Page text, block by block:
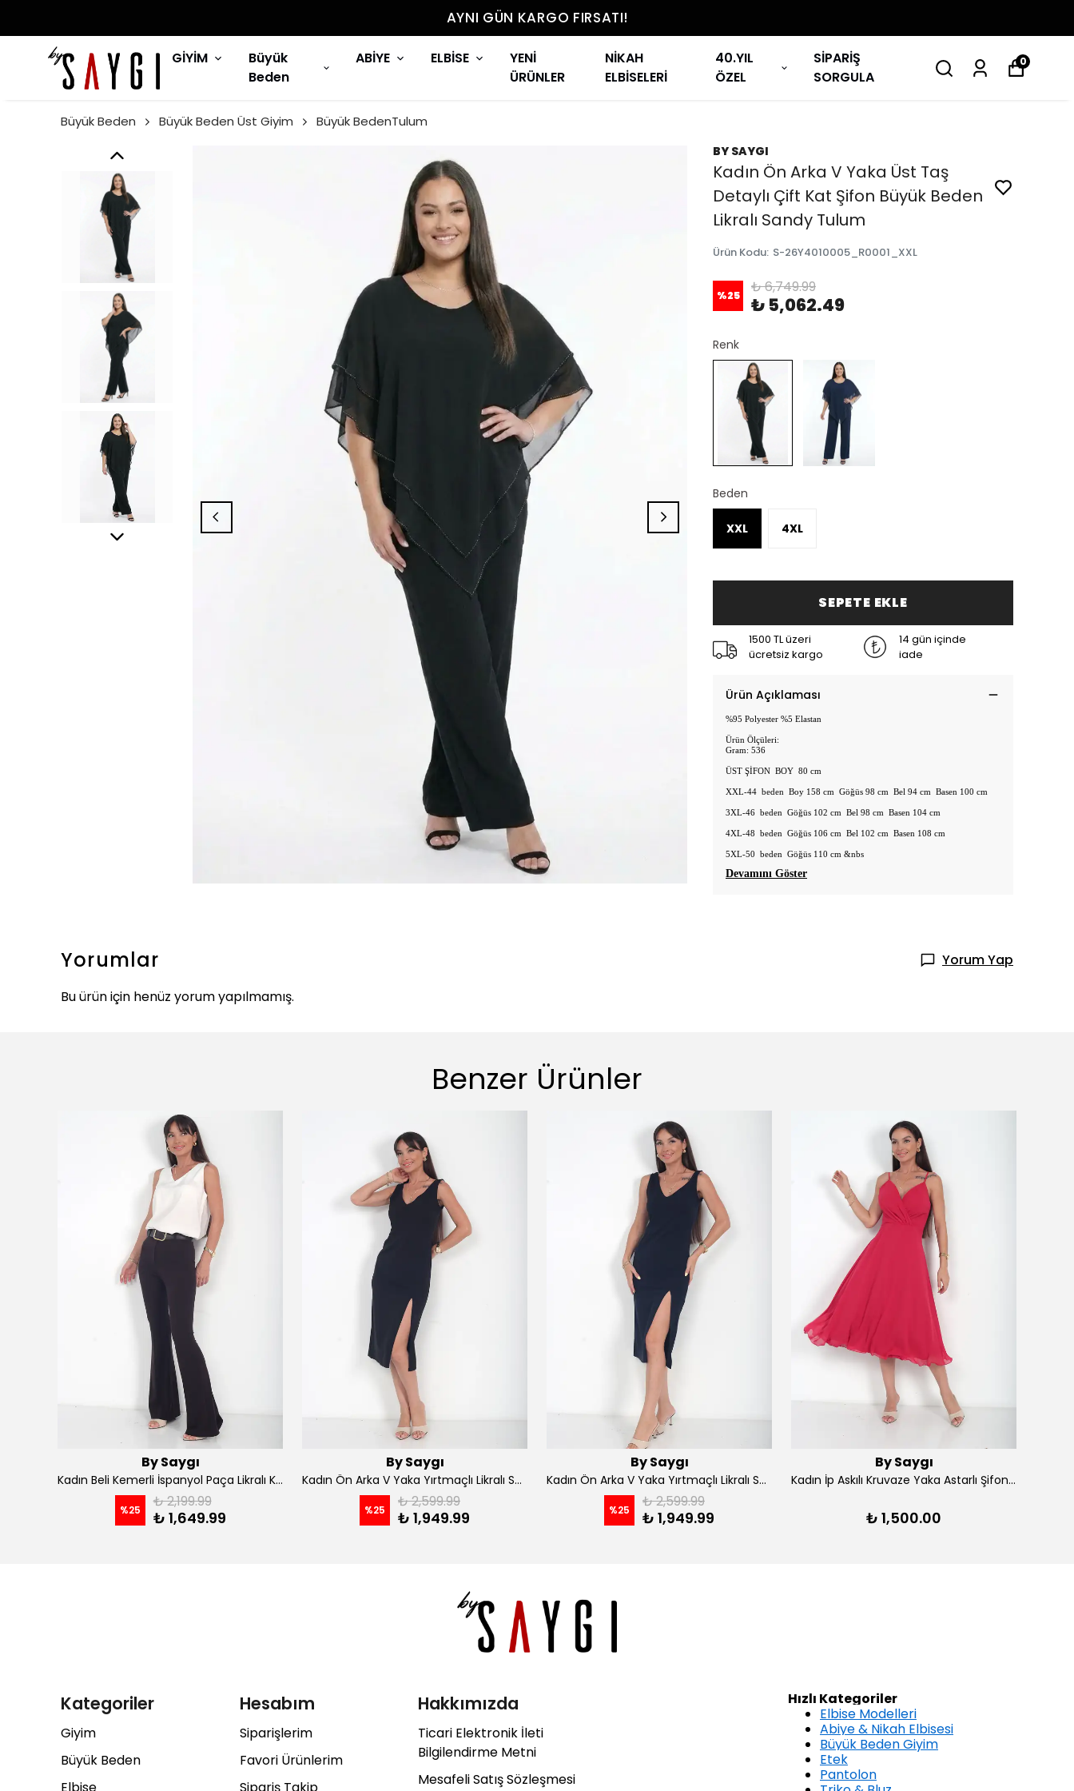
AYNI GÜN KARGO FIRSATI!
GİYİM
Büyük
Beden
ABİYE ELBİSE
YENİ
ÜRÜNLER
NİKAH
ELBİSELERİ
40.YIL
ÖZEL
SİPARİŞ
SORGULA
0
Büyük Beden Büyük Beden Üst Giyim Büyük BedenTulum
BY SAYGI
Kadın Ön Arka V Yaka Üst Taş
Detaylı Çift Kat Şifon Büyük Beden
Likralı Sandy Tulum
Ürün Kodu: S-26Y4010005_R0001_XXL
%25 ₺ 6,749.99
₺ 5,062.49
Renk
Beden
XXL 4XL
SEPETE EKLE
1500 TL üzeri
ücretsiz kargo
14 gün içinde
iade
Ürün Açıklaması
%95 Polyester %5 Elastan
Ürün Ölçüleri:
Gram: 536
ÜST ŞİFON BOY 80 cm
XXL-44 beden Boy 158 cm Göğüs 98 cm Bel 94 cm Basen 100 cm
3XL-46 beden Göğüs 102 cm Bel 98 cm Basen 104 cm
4XL-48 beden Göğüs 106 cm Bel 102 cm Basen 108 cm
5XL-50 beden Göğüs 110 cm &nbs
Devamını Göster
Yorumlar
Yorum Yap
Bu ürün için henüz yorum yapılmamış.
Benzer Ürünler
By Saygı
Kadın Beli Kemerli İspanyol Paça Likralı Krep Pantolon - Kahve
%25 ₺ 2,199.99
₺ 1,649.99
By Saygı
Kadın Ön Arka V Yaka Yırtmaçlı Likralı Scuba Midi Elbise - Siyah
%25 ₺ 2,599.99
₺ 1,949.99
By Saygı
Kadın Ön Arka V Yaka Yırtmaçlı Likralı Scuba Midi Elbise - Lacivert
%25 ₺ 2,599.99
₺ 1,949.99
By Saygı
Kadın İp Askılı Kruvaze Yaka Astarlı Şifon Kloş Midi Elbise - Kırmızı
₺ 1,500.00
Kategoriler
Giyim
Büyük Beden
Hesabım
Siparişlerim
Favori Ürünlerim
Hakkımızda
Ticari Elektronik İleti
Bilgilendirme Metni
Mesafeli Satış Sözleşmesi
Hızlı Kategoriler
Elbise Modelleri
Abiye & Nikah Elbisesi
Büyük Beden Giyim
Etek
Pantolon